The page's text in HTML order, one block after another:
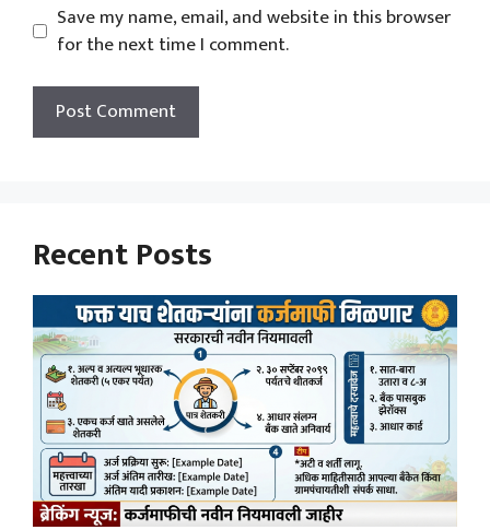
Save my name, email, and website in this browser
for the next time I comment.
Recent Posts